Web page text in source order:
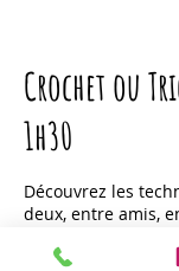
Crochet ou
1h30
Découvrez les
deux, entre amis,